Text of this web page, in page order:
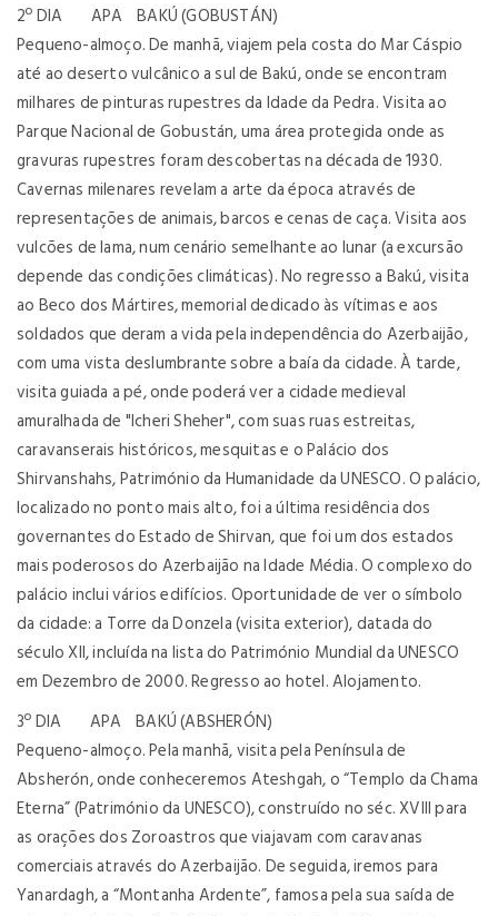
2º DIA APA BAKÚ (GOBUSTÁN)
Pequeno-almoço. De manhã, viajem pela costa do Mar Cáspio
até ao deserto vulcânico a sul de Bakú, onde se encontram
milhares de pinturas rupestres da Idade da Pedra. Visita ao
Parque Nacional de Gobustán, uma área protegida onde as
gravuras rupestres foram descobertas na década de 1930.
Cavernas milenares revelam a arte da época através de
representações de animais, barcos e cenas de caça. Visita aos
vulcões de lama, num cenário semelhante ao lunar (a excursão
depende das condições climáticas). No regresso a Bakú, visita
ao Beco dos Mártires, memorial dedicado às vítimas e aos
soldados que deram a vida pela independência do Azerbaijão,
com uma vista deslumbrante sobre a baía da cidade. À tarde,
visita guiada a pé, onde poderá ver a cidade medieval
amuralhada de "Icheri Sheher", com suas ruas estreitas,
caravanserais históricos, mesquitas e o Palácio dos
Shirvanshahs, Património da Humanidade da UNESCO. O palácio,
localizado no ponto mais alto, foi a última residência dos
governantes do Estado de Shirvan, que foi um dos estados
mais poderosos do Azerbaijão na Idade Média. O complexo do
palácio inclui vários edifícios. Oportunidade de ver o símbolo
da cidade: a Torre da Donzela (visita exterior), datada do
século XII, incluída na lista do Património Mundial da UNESCO
em Dezembro de 2000. Regresso ao hotel. Alojamento.
3º DIA APA BAKÚ (ABSHERÓN)
Pequeno-almoço. Pela manhã, visita pela Península de
Absherón, onde conheceremos Ateshgah, o “Templo da Chama
Eterna” (Património da UNESCO), construído no séc. XVIII para
as orações dos Zoroastros que viajavam com caravanas
comerciais através do Azerbaijão. De seguida, iremos para
Yanardagh, a “Montanha Ardente”, famosa pela sua saída de